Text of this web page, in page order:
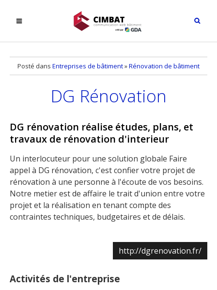
Posté dans Entreprises de bâtiment»Rénovation de bâtiment
DG Rénovation
DG rénovation réalise études, plans, et
travaux de rénovation d'interieur
Un interlocuteur pour une solution globale Faire
appel à DG rénovation, c'est confier votre projet de
rénovation à une personne à l'écoute de vos besoins.
Notre metier est de affaire le trait d'union entre votre
projet et la réalisation en tenant compte des
contraintes techniques, budgetaires et de délais.
http://dgrenovation.fr/
Activités de l'entreprise